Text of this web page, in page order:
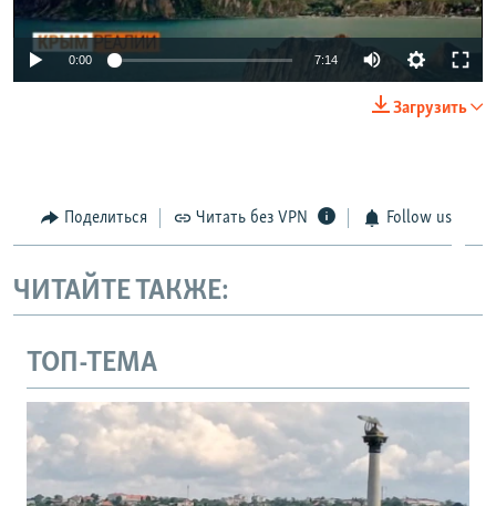
0:00 7:14
Загрузить
Поделиться Читать без VPN Follow us
ЧИТАЙТЕ ТАКЖЕ:
ТОП-ТЕМА